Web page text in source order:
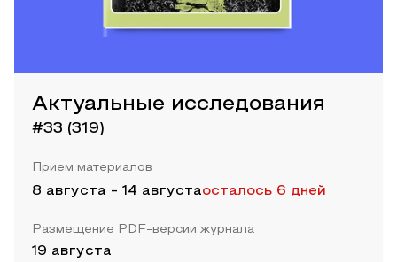
Актуальные исследования
#33 (319)
Прием материалов
8 августа - 14 августаосталось 6 дней
Размещение PDF-версии журнала
19 августа